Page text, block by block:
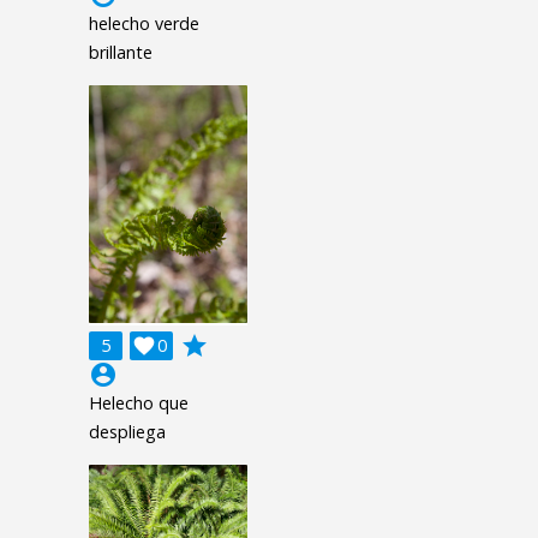
helecho verde
brillante
5 0

grade
account_circle
Helecho que
despliega